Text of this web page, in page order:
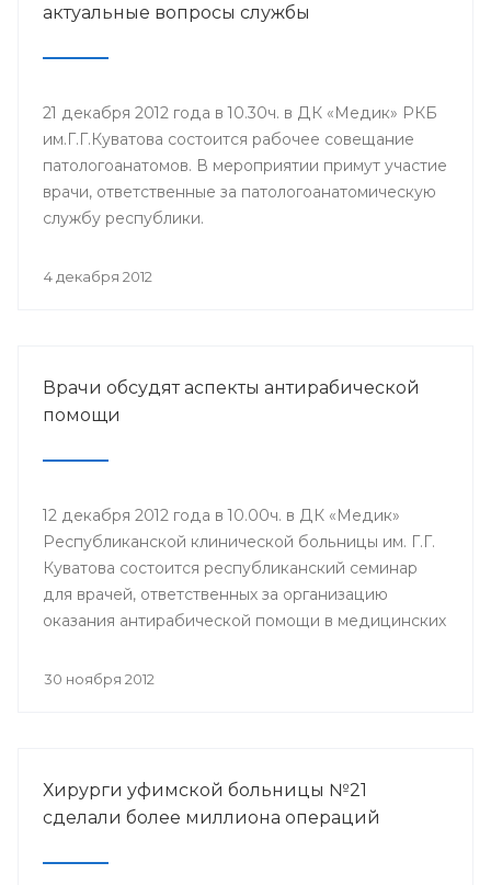
актуальные вопросы службы
21 декабря 2012 года в 10.30ч. в ДК «Медик» РКБ
им.Г.Г.Куватова состоится рабочее совещание
патологоанатомов. В мероприятии примут участие
врачи, ответственные за патологоанатомическую
службу республики.
4 декабря 2012
Врачи обсудят аспекты антирабической
помощи
12 декабря 2012 года в 10.00ч. в ДК «Медик»
Республиканской клинической больницы им. Г.Г.
Куватова состоится республиканский семинар
для врачей, ответственных за организацию
оказания антирабической помощи в медицинских
организовано Минздравом РБ с целью
30 ноября 2012
Хирурги уфимской больницы №21
сделали более миллиона операций